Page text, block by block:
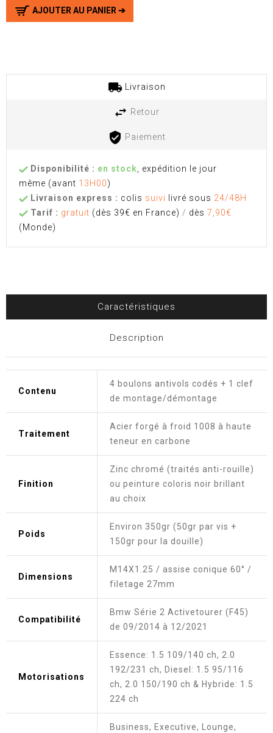
AJOUTER AU PANIER ➔
Livraison
Retour
Paiement
Disponibilité : en stock, expédition le jour
même (avant 13H00)
Livraison express : colis suivi livré sous 24/48H
Tarif : gratuit (dès 39€ en France) / dès 7,90€
(Monde)
Caractéristiques
Description
Contenu
4 boulons antivols codés + 1 clef
de montage/démontage
Traitement
Acier forgé à froid 1008 à haute
teneur en carbone
Finition
Zinc chromé (traités anti-rouille)
ou peinture coloris noir brillant
au choix
Poids
Environ 350gr (50gr par vis +
150gr pour la douille)
Dimensions
M14X1.25 / assise conique 60° /
filetage 27mm
Compatibilité
Bmw Série 2 Activetourer (F45)
de 09/2014 à 12/2021
Motorisations
Essence: 1.5 109/140 ch, 2.0
192/231 ch, Diesel: 1.5 95/116
ch, 2.0 150/190 ch & Hybride: 1.5
224 ch
Business, Executive, Lounge,